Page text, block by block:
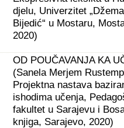
djelu, Univerzitet
Bijedić“ u Mostaru,
2020)
OD POUČAVANJA KA
(Sanela Merjem
Projektna nastava
ishodima učenja,
fakultet u Sarajevu i
knjiga, Sarajevo, 2020)